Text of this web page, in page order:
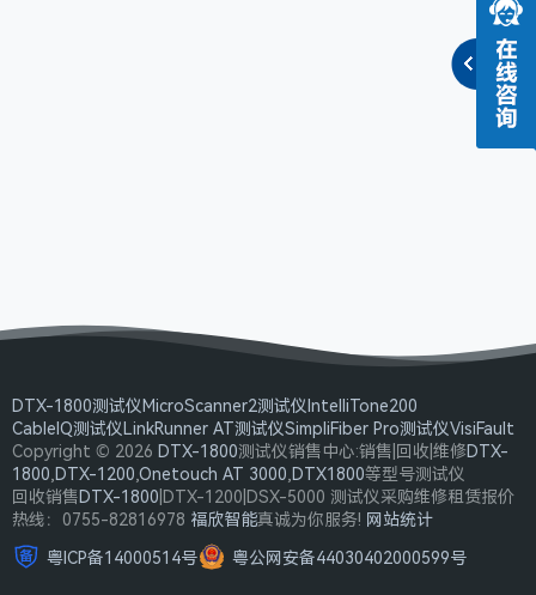
DTX-1800测试仪MicroScanner2测试仪IntelliTone200
CableIQ测试仪LinkRunner AT测试仪SimpliFiber Pro测试仪VisiFault
Copyright © 2026 DTX-1800测试仪销售中心:销售|回收|维修DTX-
1800,DTX-1200,Onetouch AT 3000,DTX1800等型号测试仪
回收销售DTX-1800|DTX-1200|DSX-5000 测试仪采购维修租赁报价
热线：0755-82816978 福欣智能真诚为你服务! 网站统计
粤ICP备14000514号
粤公网安备44030402000599号